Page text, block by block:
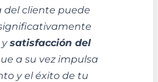
del cliente puede
ysatisfacción del
a su vez impulsa
y el éxito de tu